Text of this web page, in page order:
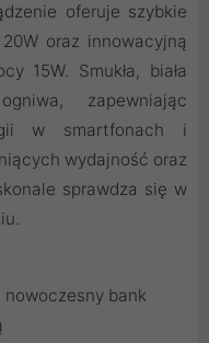
oferuje szybkie
oraz innowacyjną
15W. Smukła, biała
zapewniając
w smartfonach i
wydajność oraz
sprawdza się w
nowoczesny bank